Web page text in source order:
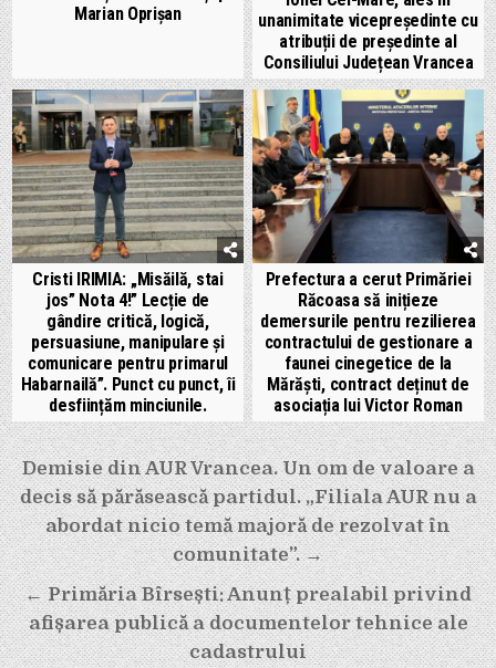
Marian Oprișan
unanimitate vicepreședinte cu
atribuții de președinte al
Consiliului Județean Vrancea
Cristi IRIMIA: „Misăilă, stai
jos” Nota 4!” Lecție de
gândire critică, logică,
persuasiune, manipulare și
comunicare pentru primarul
Habarnailă”. Punct cu punct, îi
desființăm minciunile.
Prefectura a cerut Primăriei
Răcoasa să inițieze
demersurile pentru rezilierea
contractului de gestionare a
faunei cinegetice de la
Mărăști, contract deținut de
asociația lui Victor Roman
Navigare
în
articole
Demisie din AUR Vrancea. Un om de valoare a
decis să părăsească partidul. „Filiala AUR nu a
abordat nicio temă majoră de rezolvat în
comunitate”. →
← Primăria Bîrsești: Anunț prealabil privind
afișarea publică a documentelor tehnice ale
cadastrului